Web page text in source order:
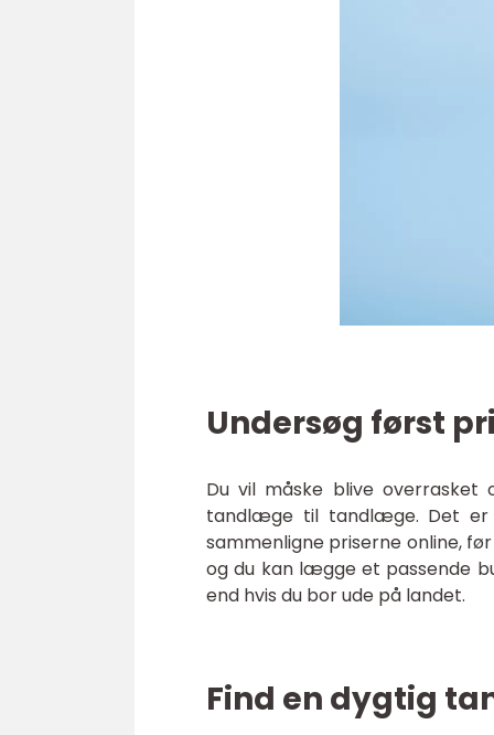
Undersøg først
Du vil måske blive
tandlæge til tandlæge. Det er
sammenligne priserne online,
og du kan lægge et passende
end hvis du bor ude på landet.
Find en dygtig